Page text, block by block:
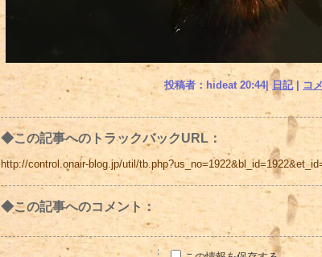
投稿者：hideat 20:44| 日記|コ
◆この記事へのトラックバックURL：
http://control.onair-blog.jp/util/
◆この記事へのコメント：